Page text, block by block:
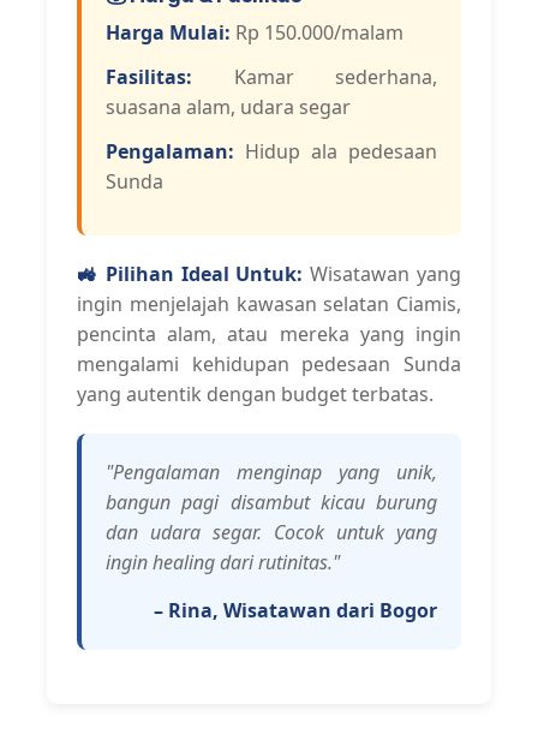
Harga Mulai: Rp 150.000/malam
Fasilitas: Kamar sederhana,
suasana alam, udara segar
Pengalaman: Hidup ala pedesaan
Sunda
🚜 Pilihan Ideal Untuk: Wisatawan yang
ingin menjelajah kawasan selatan Ciamis,
pencinta alam, atau mereka yang ingin
mengalami kehidupan pedesaan Sunda
yang autentik dengan budget terbatas.
"Pengalaman menginap yang unik,
bangun pagi disambut kicau burung
dan udara segar. Cocok untuk yang
ingin healing dari rutinitas."
– Rina, Wisatawan dari Bogor